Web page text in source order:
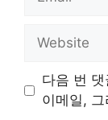
Website
다음 번
이메일,